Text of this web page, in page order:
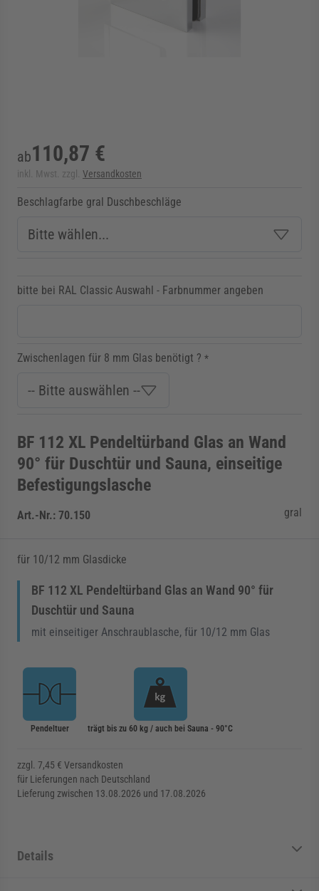
für Kategorie Zargen anzeigen
ab110,87 €
inkl. Mwst. zzgl. Versandkosten
Beschlagfarbe gral Duschbeschläge
bitte bei RAL Classic Auswahl - Farbnummer angeben
Zwischenlagen für 8 mm Glas benötigt ? *
BF 112 XL Pendeltürband Glas an Wand
90° für Duschtür und Sauna, einseitige
Befestigungslasche
Art.-Nr.: 70.150 gral
für 10/12 mm Glasdicke
BF 112 XL Pendeltürband Glas an Wand 90° für
Duschtür und Sauna
mit einseitiger Anschraublasche, für 10/12 mm Glas
Pendeltuer trägt bis zu 60 kg / auch bei Sauna - 90°C
zzgl. 7,45 € Versandkosten
für Lieferungen nach Deutschland
Lieferung zwischen 13.08.2026 und 17.08.2026
Details